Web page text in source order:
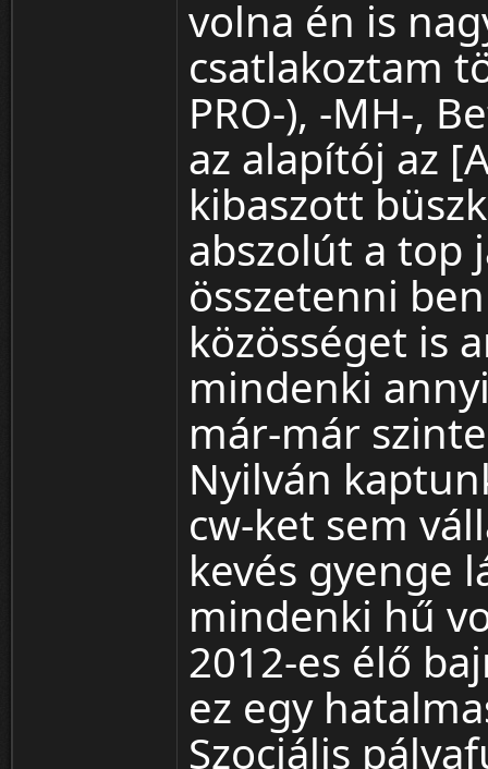
volna én is
csatlakoztam
PRO-), -MH-,
az alapítój az
kibaszott
abszolút a top
összetenni
közösséget is
mindenki
már-már
Nyilván
cw-ket sem
kevés gyenge
mindenki hű
2012-es élő
ez egy
Szociális